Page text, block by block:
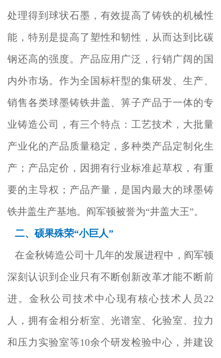
处理得到球状石墨，有效提高了铸铁的机械性
能，特别是提高了塑性和韧性，从而达到比碳
钢还高的强度。产品应用广泛，行销广阔的国
内外市场。作为全国标杆型的集研发、生产、
销售各类球墨铸铁井盖、箅子产品于一体的专
业铸造公司，有三个特点：工艺技术，大批量
产业化的产品质量稳定，多种类产品定制化生
产；产品定价，因拥有行业标准起草权，有重
要的主导权；产品产量，是国内最大的球墨铸
铁井盖生产基地。阎军顿被誉为“井盖大王”。
二、硕果殊荣“小巨人”
在金秋铸造公司十几年的发展进程中，阎军顿
深刻认识到企业只有不断创新改革才能不断前
进。金秋公司技术中心现有核心技术人员22
人，拥有金相分析室、光谱室、化验室、拉力
和压力实验室等10余个研发检验中心，并建设